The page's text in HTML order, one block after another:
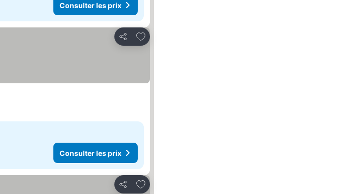
Consulter les prix
Partager
Ajouter à mes favoris
Consulter les prix
Partager
Ajouter à mes favoris